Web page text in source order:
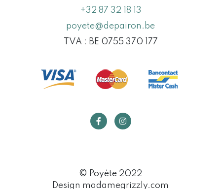
+32 87 32 18 13
poyete@depairon.be
TVA : BE 0755 370 177
© Poyète 2022
Design madamegrizzly.com